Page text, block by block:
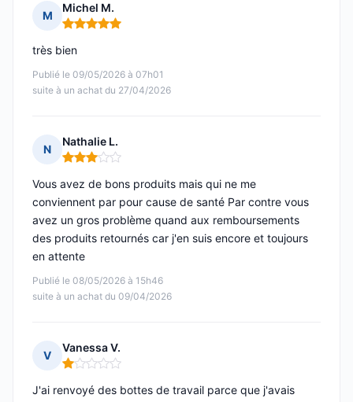
M
Michel M.
Note : 5 sur 5
Publié le 09/05/2026 à 07h01
suite à un achat du 27/04/2026
très bien
N
Nathalie L.
Note : 3 sur 5
Publié le 08/05/2026 à 15h46
suite à un achat du 09/04/2026
Vous avez de bons produits mais qui ne me
conviennent par pour cause de santé Par contre vous
avez un gros problème quand aux remboursements
des produits retournés car j'en suis encore et toujours
en attente
V
Vanessa V.
Note : 1 sur 5
J'ai renvoyé des bottes de travail parce que j'avais